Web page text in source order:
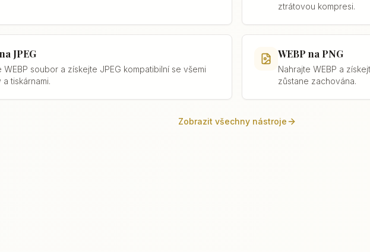
ztrátovou kompresi.
JPEG
WEBP soubor a získejte JPEG kompatibilní se všemi
a tiskárnami.
WEBP na PNG
Nahrajte WEBP a
zůstane zachována.
Zobrazit všechny nástroje